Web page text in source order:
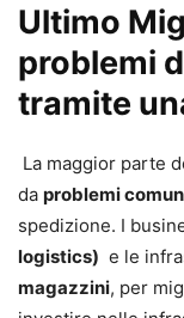
Ultimo
problemi
tramite
La maggior parte
da problemi
spedizione. I
logistics) e le
magazzini, per